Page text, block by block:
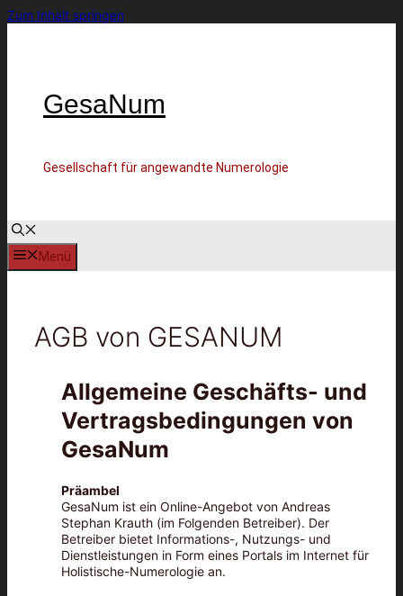
Zum Inhalt springen
GesaNum
Gesellschaft für angewandte Numerologie
Menü
AGB von GESANUM
Allgemeine Geschäfts- und
Vertragsbedingungen von
GesaNum
Präambel
GesaNum ist ein Online-Angebot von Andreas
Stephan Krauth (im Folgenden Betreiber). Der
Betreiber bietet Informations-, Nutzungs- und
Dienstleistungen in Form eines Portals im Internet für
Holistische-Numerologie an.